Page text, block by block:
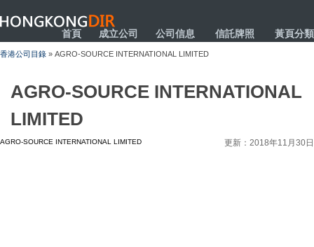
HONGKONGDIR
首頁 成立公司 公司信息 信託牌照 黃頁分類
香港公司目錄 » AGRO-SOURCE INTERNATIONAL LIMITED
AGRO-SOURCE INTERNATIONAL
LIMITED
AGRO-SOURCE INTERNATIONAL LIMITED 更新：2018年11月30日